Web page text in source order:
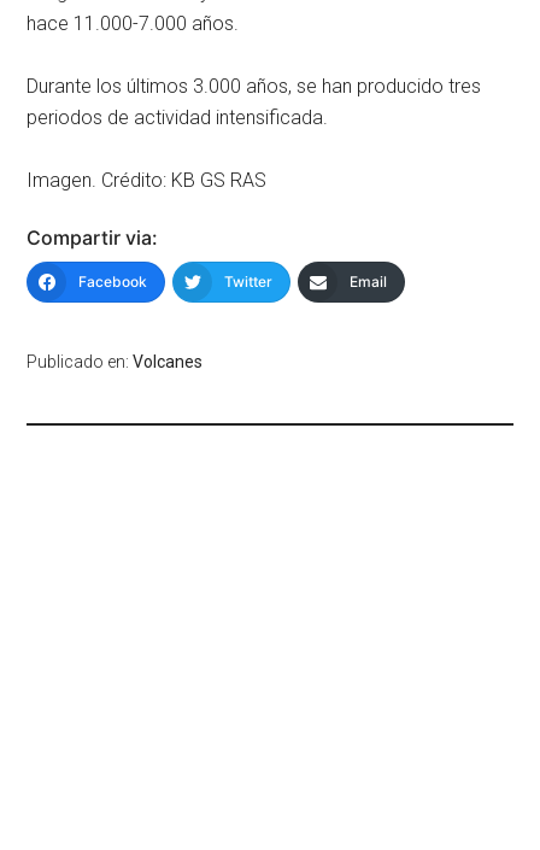
hace 11.000-7.000 años.
Durante los últimos 3.000 años, se han producido tres
periodos de actividad intensificada.
Imagen. Crédito: KB GS RAS
Compartir via:
Facebook Twitter Email
Publicado en:Volcanes